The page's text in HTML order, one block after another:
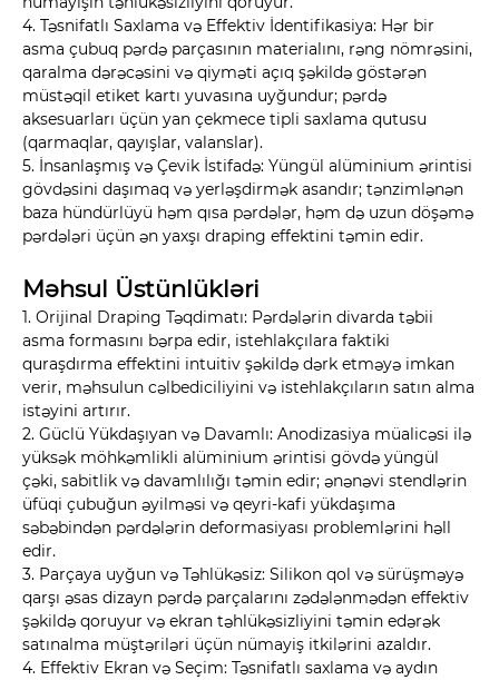
4. Təsnifatlı Saxlama və Effektiv İdentifikasiya: Hər bir
asma çubuq pərdə parçasının materialını, rəng nömrəsini,
qaralma dərəcəsini və qiyməti açıq şəkildə göstərən
müstəqil etiket kartı yuvasına uyğundur; pərdə
aksesuarları üçün yan çekmece tipli saxlama qutusu
(qarmaqlar, qayışlar, valanslar).
5. İnsanlaşmış və Çevik İstifadə: Yüngül alüminium ərintisi
gövdəsini daşımaq və yerləşdirmək asandır; tənzimlənən
baza hündürlüyü həm qısa pərdələr, həm də uzun döşəmə
pərdələri üçün ən yaxşı draping effektini təmin edir.
Məhsul Üstünlükləri
1. Orijinal Draping Təqdimatı: Pərdələrin divarda təbii
asma formasını bərpa edir, istehlakçılara faktiki
quraşdırma effektini intuitiv şəkildə dərk etməyə imkan
verir, məhsulun cəlbediciliyini və istehlakçıların satın alma
istəyini artırır.
2. Güclü Yükdaşıyan və Davamlı: Anodizasiya müalicəsi ilə
yüksək möhkəmlikli alüminium ərintisi gövdə yüngül
çəki, sabitlik və davamlılığı təmin edir; ənənəvi stendlərin
üfüqi çubuğun əyilməsi və qeyri-kafi yükdaşıma
səbəbindən pərdələrin deformasiyası problemlərini həll
edir.
3. Parçaya uyğun və Təhlükəsiz: Silikon qol və sürüşməyə
qarşı əsas dizayn pərdə parçalarını zədələnmədən effektiv
şəkildə qoruyur və ekran təhlükəsizliyini təmin edərək
satınalma müştəriləri üçün nümayiş itkilərini azaldır.
4. Effektiv Ekran və Seçim: Təsnifatlı saxlama və aydın